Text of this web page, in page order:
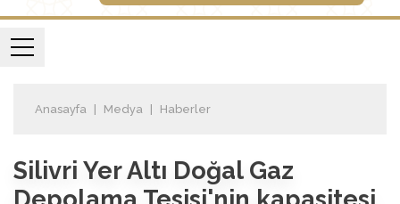
Anasayfa Medya Haberler
Silivri Yer Altı Doğal Gaz